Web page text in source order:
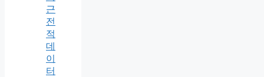
근
전
적
데
이
터